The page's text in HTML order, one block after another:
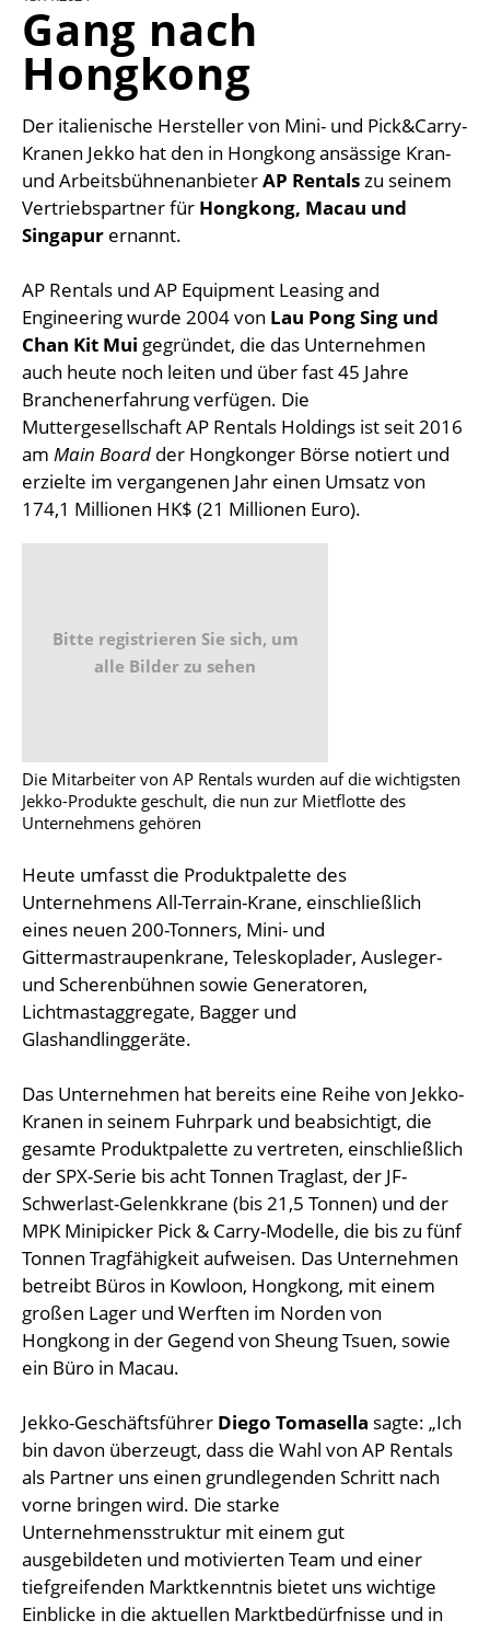
EINHEITENKONVERTER
KONTAKT
Gang nach
Hongkong
Der italienische Hersteller von Mini- und Pick&Carry-
Kranen Jekko hat den in Hongkong ansässige Kran-
und ArbeitsbühnenanbieterAP Rentals zu seinem
Vertriebspartner für Hongkong, Macau und
Singapur ernannt.
AP Rentals und AP Equipment Leasing and
Engineering wurde 2004 von Lau Pong Sing und
Chan Kit Mui gegründet, die das Unternehmen
auch heute noch leiten und über fast 45 Jahre
Branchenerfahrung verfügen. Die
Muttergesellschaft AP Rentals Holdings ist seit 2016
am Main Board der Hongkonger Börse notiert und
erzielte im vergangenen Jahr einen Umsatz von
174,1 Millionen HK$ (21 Millionen Euro).
Bitte registrieren Sie sich, um
alle Bilder zu sehen
Die Mitarbeiter von AP Rentals wurden auf die wichtigsten
Jekko-Produkte geschult, die nun zur Mietflotte des
Unternehmens gehören
Heute umfasst die Produktpalette des
Unternehmens All-Terrain-Krane, einschließlich
eines neuen 200-Tonners, Mini- und
Gittermastraupenkrane, Teleskoplader, Ausleger-
und Scherenbühnen sowie Generatoren,
Lichtmastaggregate, Bagger und
Glashandlinggeräte.
Das Unternehmen hat bereits eine Reihe von Jekko-
Kranen in seinem Fuhrpark und beabsichtigt, die
gesamte Produktpalette zu vertreten, einschließlich
der SPX-Serie bis acht Tonnen Traglast, der JF-
Schwerlast-Gelenkkrane (bis 21,5 Tonnen) und der
MPK Minipicker Pick & Carry-Modelle, die bis zu fünf
Tonnen Tragfähigkeit aufweisen. Das Unternehmen
betreibt Büros in Kowloon, Hongkong, mit einem
großen Lager und Werften im Norden von
Hongkong in der Gegend von Sheung Tsuen, sowie
ein Büro in Macau.
Jekko-Geschäftsführer Diego Tomasella sagte: „Ich
bin davon überzeugt, dass die Wahl von AP Rentals
als Partner uns einen grundlegenden Schritt nach
vorne bringen wird. Die starke
Unternehmensstruktur mit einem gut
ausgebildeten und motivierten Team und einer
tiefgreifenden Marktkenntnis bietet uns wichtige
Einblicke in die aktuellen Marktbedürfnisse und in